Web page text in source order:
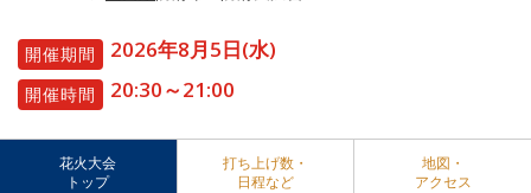
開催期間 2026年8月5日(水)
開催時間 20:30～21:00
花火大会
トップ
打ち上げ数・
日程など
地図・
アクセス